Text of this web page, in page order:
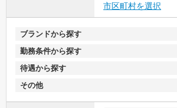
市区町村を選択
ブランドから探す
勤務条件から探す
待遇から探す
その他